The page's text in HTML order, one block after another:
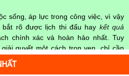
sống, áp lực trong công việc, vì vậy
rõ được lịch thi đấu hay kết quả
chính xác và hoàn hảo nhất. Tuy
quyết một cách trọn vẹn, chỉ cần
Thi Đấu
chính xác về thời gian các trận